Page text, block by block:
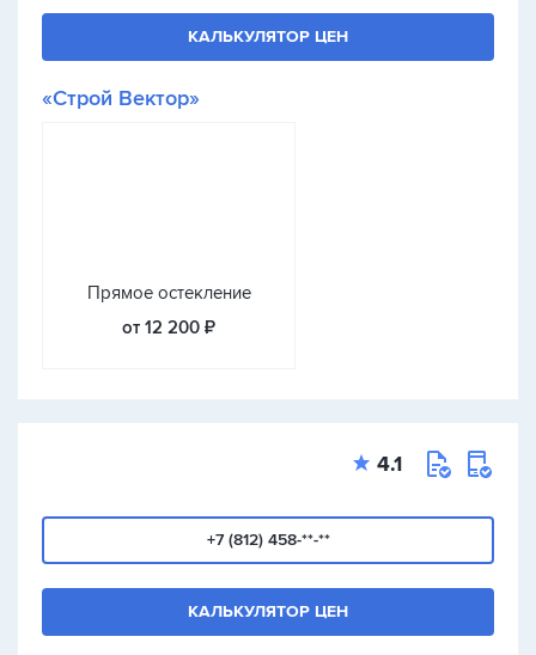
КАЛЬКУЛЯТОР ЦЕН
«Строй Вектор»
Прямое остекление
от 12 200 ₽
4.1
+7 (812) 458-**-**
КАЛЬКУЛЯТОР ЦЕН